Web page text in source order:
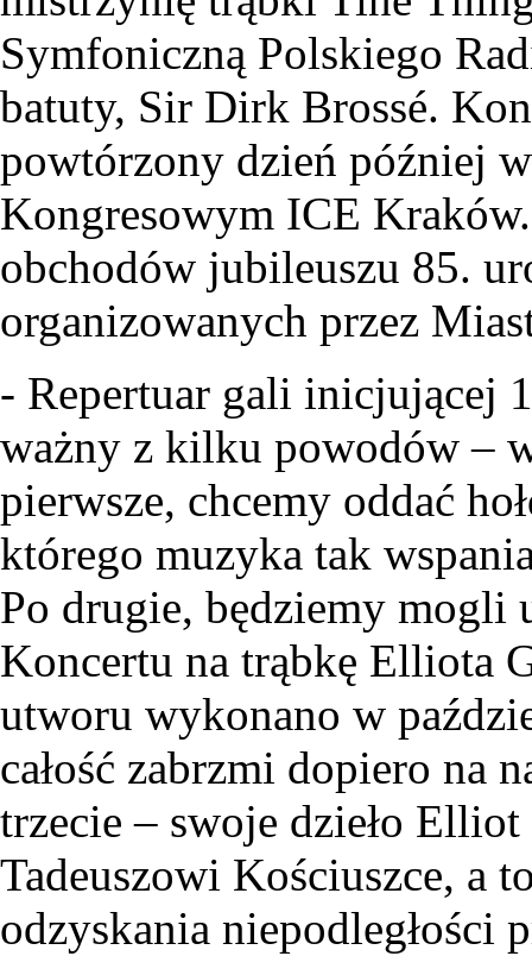
Symfoniczną Polskiego
batuty, Sir Dirk Brossé.
powtórzony dzień później
Kongresowym ICE
obchodów jubileuszu 85.
organizowanych przez
- Repertuar gali inicjującej
ważny z kilku powodów –
pierwsze, chcemy oddać
którego muzyka tak
Po drugie, będziemy mogli
Koncertu na trąbkę Elliota
utworu wykonano w
całość zabrzmi dopiero na
trzecie – swoje dzieło
Tadeuszowi Kościuszce, a
odzyskania niepodległości